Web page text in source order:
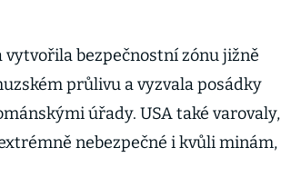
bezpečnostní zónu jižně
průlivu a vyzvala posádky
úřady. USA také varovaly,
nebezpečné i kvůli minám,